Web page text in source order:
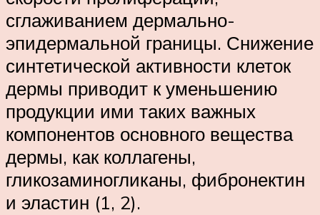
сглаживанием дермально-
эпидермальной границы. Снижение
синтетической активности клеток
дермы приводит к уменьшению
продукции ими таких важных
компонентов основного вещества
дермы, как коллагены,
гликозаминогликаны, фибронектин
и эластин (1, 2).